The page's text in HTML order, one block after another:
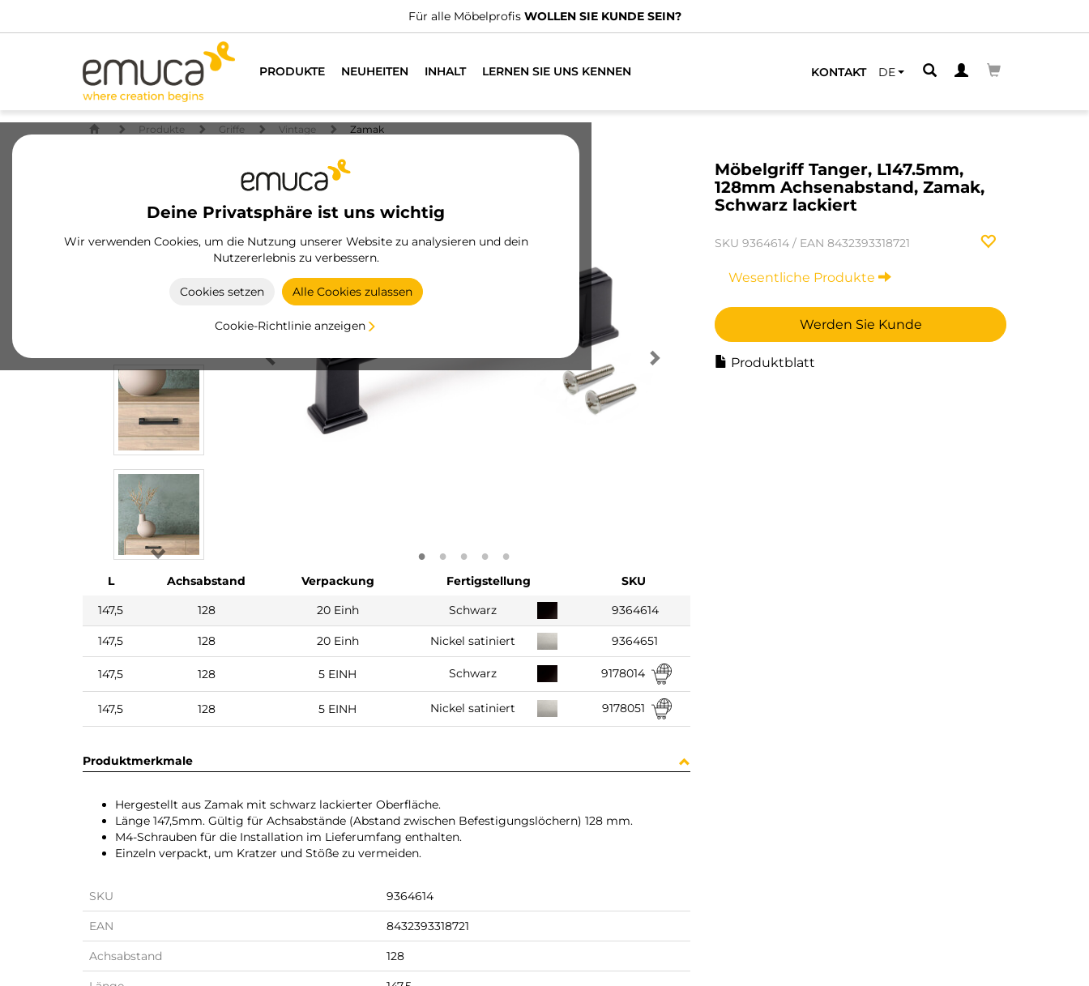
Für alle Möbelprofis WOLLEN SIE KUNDE SEIN?
PRODUKTE NEUHEITEN INHALT LERNEN SIE UNS KENNEN KONTAKT DE
Deine Privatsphäre ist uns wichtig
Wir verwenden Cookies, um die Nutzung unserer Website zu analysieren und dein
Nutzererlebnis zu verbessern.
Cookies setzen Alle Cookies zulassen
Cookie-Richtlinie anzeigen
Produkte Griffe Vintage Zamak
Möbelgriff Tanger, L147.5mm,
128mm Achsenabstand, Zamak,
Schwarz lackiert
SKU 9364614 / EAN 8432393318721
Wesentliche Produkte
Werden Sie Kunde
Produktblatt
L Achsabstand Verpackung Fertigstellung
SKU
147,5
128 20 Einh Schwarz 9364614
147,5 128 20 Einh Nickel satiniert 9364651
147,5 128 5 EINH Schwarz 9178014
147,5 128 5 EINH Nickel satiniert 9178051
Produktmerkmale
Hergestellt aus Zamak mit schwarz lackierter Oberfläche.
Länge 147,5mm. Gültig für Achsabstände (Abstand zwischen Befestigungslöchern) 128 mm.
M4-Schrauben für die Installation im Lieferumfang enthalten.
Einzeln verpackt, um Kratzer und Stöße zu vermeiden.
SKU 9364614
EAN 8432393318721
Achsabstand 128